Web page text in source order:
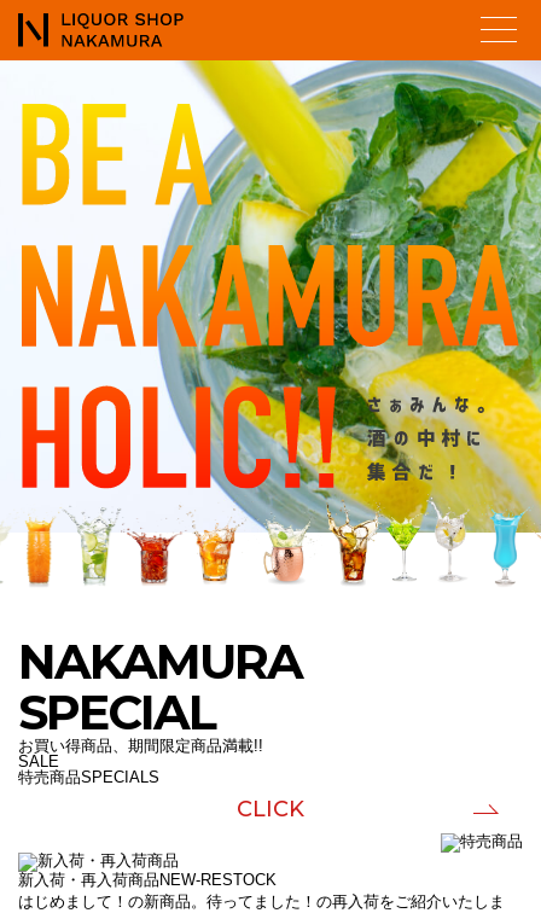
NAKAMURA
SPECIAL
お買い得商品、期間限定商品満載!!
SALE
特売商品SPECIALS
CLICK
新入荷・再入荷商品 NEW-RESTOCK
はじめまして！の新商品。待ってました！の再入荷をご紹介いたしま